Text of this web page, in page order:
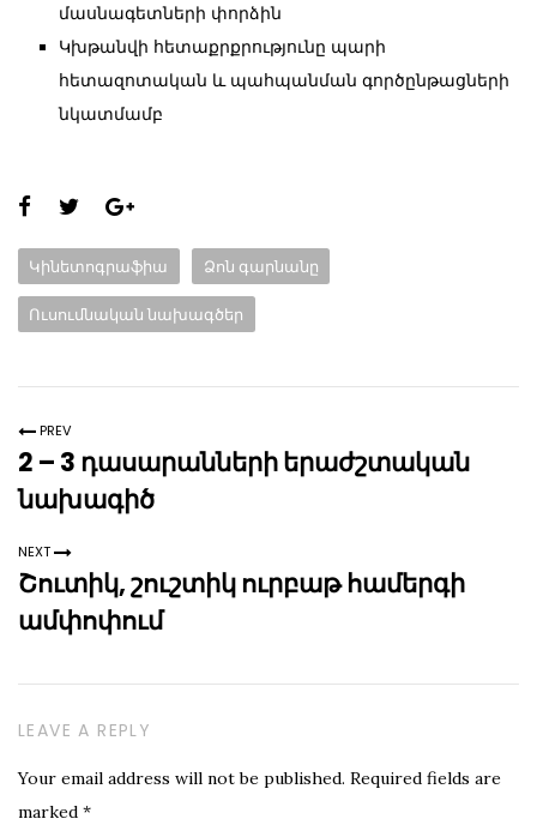
մասնագետների փորձին
Կխթանվի հետաքրքրությունը պարի
հետազոտական և պահպանման գործընթացների
նկատմամբ
Share
page:
Categories:
Կինետոգրաֆիա Ձոն գարնանը
Ուսումնական նախագծեր
PREV
2 – 3 դասարանների երաժշտական
նախագիծ
NEXT
Շուտիկ, շուշտիկ ուրբաթ համերգի
ամփոփում
LEAVE A REPLY
Your email address will not be published. Required fields are
marked *